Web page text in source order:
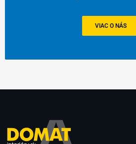
VIAC O NÁS